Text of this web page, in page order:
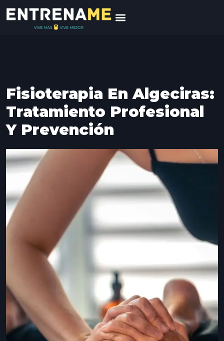
Fisioterapia En Algeciras:
Tratamiento Profesional
Y Prevención